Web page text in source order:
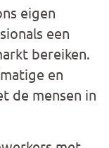
eigen
een
bereiken.
en
de mensen in